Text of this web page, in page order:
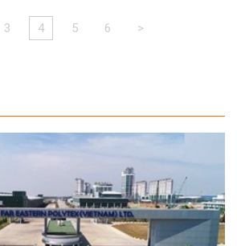
3 4 5 6 >